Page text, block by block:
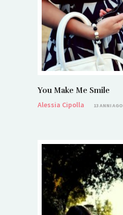
You Make Me Smile
Alessia Cipolla
13 ANNI AGO